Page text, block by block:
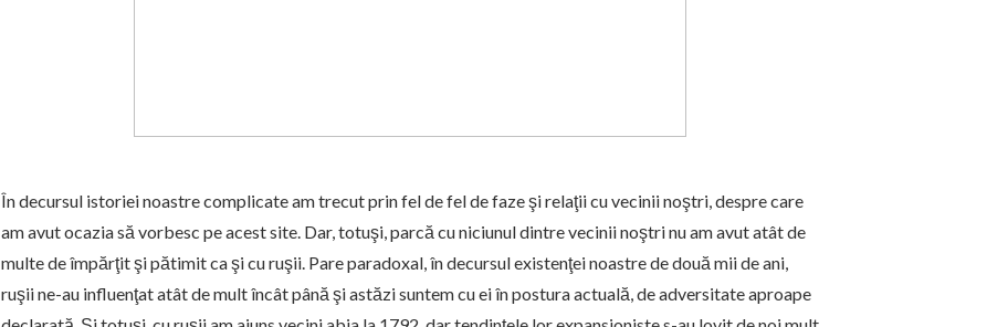
În decursul istoriei noastre complicate am trecut prin fel de fel de faze şi relaţii cu vecinii noştri, despre care
am avut ocazia să vorbesc pe acest site. Dar, totuşi, parcă cu niciunul dintre vecinii noştri nu am avut atât de
multe de împărţit şi pătimit ca şi cu ruşii. Pare paradoxal, în decursul existenţei noastre de două mii de ani,
ruşii ne-au influenţat atât de mult încât până şi astăzi suntem cu ei în postura actuală, de adversitate aproape